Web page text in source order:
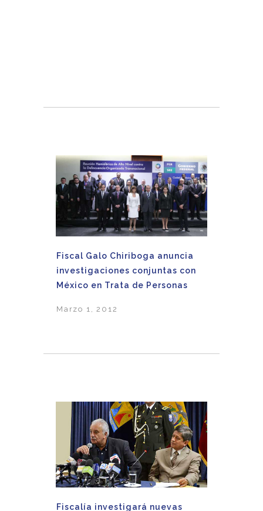
Fiscal Galo Chiriboga anuncia
investigaciones conjuntas con
México en Trata de Personas
Marzo 1, 2012
Fiscalía investigará nuevas